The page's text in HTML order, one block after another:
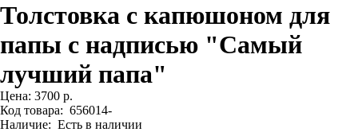
Толстовка с капюшоном для
папы с надписью "Самый
лучший папа"
Цена: 3700 р.
Код товара: 656014-
Наличие: Есть в наличии